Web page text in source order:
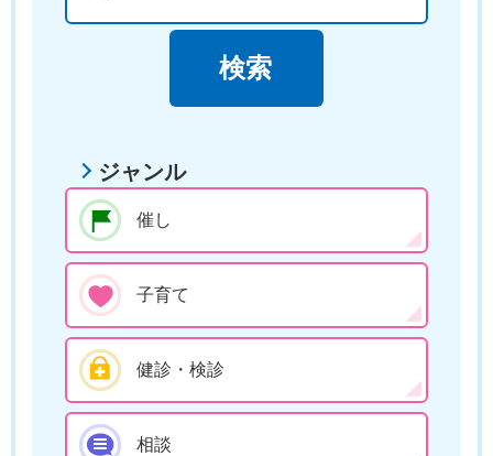
ジャンル
催し
子育て
健診・検診
相談